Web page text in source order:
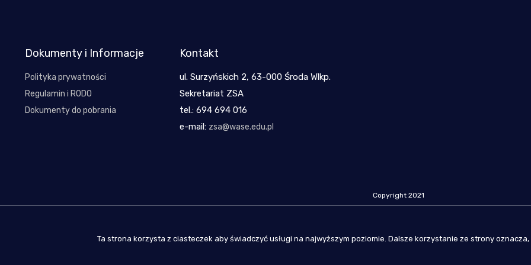
Dokumenty i Informacje
Polityka prywatności
Regulamin i RODO
Dokumenty do pobrania
Kontakt
ul. Surzyńskich 2, 63-000 Środa Wlkp.
Sekretariat ZSA
tel.: 694 694 016
e-mail: zsa@wase.edu.pl
Copyright 2021
Ta strona korzysta z ciasteczek aby świadczyć usługi na najwyższym poziomie. Dalsze korzystanie ze strony